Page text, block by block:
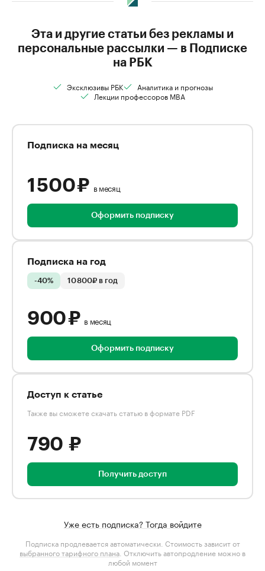
Эта и другие статьи без рекламы и
персональные рассылки — в Подписке
на РБК
Эксклюзивы РБК
Аналитика и прогнозы
Лекции профессоров MBA
Подписка на месяц
1 500 ₽ в месяц
Оформить подписку
Подписка на год
-40% 10 800₽ в год
900 ₽ в месяц
Оформить подписку
Доступ к статье
Также вы сможете скачать статью в формате PDF
790 ₽
Получить доступ
Уже есть подписка? Тогда войдите
Подписка продлевается автоматически. Стоимость зависит от
выбранного тарифного плана . Отключить автопродление можно в
любой момент